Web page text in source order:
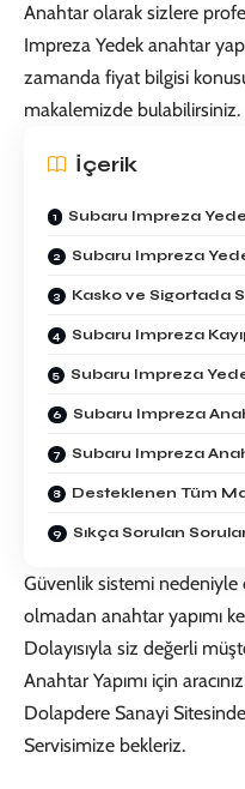
Anahtar olarak sizlere
Impreza Yedek anahtar
zamanda fiyat bilgisi
makalemizde bulabilirsiniz.
İçerik
Subaru Impreza
Subaru Impreza
Kasko ve Sigortada
Subaru Impreza
Subaru Impreza
Subaru Impreza
Subaru Impreza
Desteklenen Tüm
Sıkça Sorulan
Güvenlik sistemi
olmadan anahtar yapımı
Dolayısıyla siz değerli
Anahtar Yapımı için
Dolapdere Sanayi
Servisimize bekleriz.